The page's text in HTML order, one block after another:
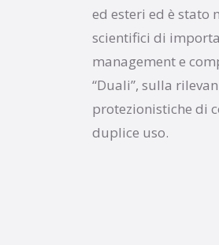
ed esteri ed è stato
scientifici di
management e
“Duali”, sulla
protezionistiche di
duplice uso.